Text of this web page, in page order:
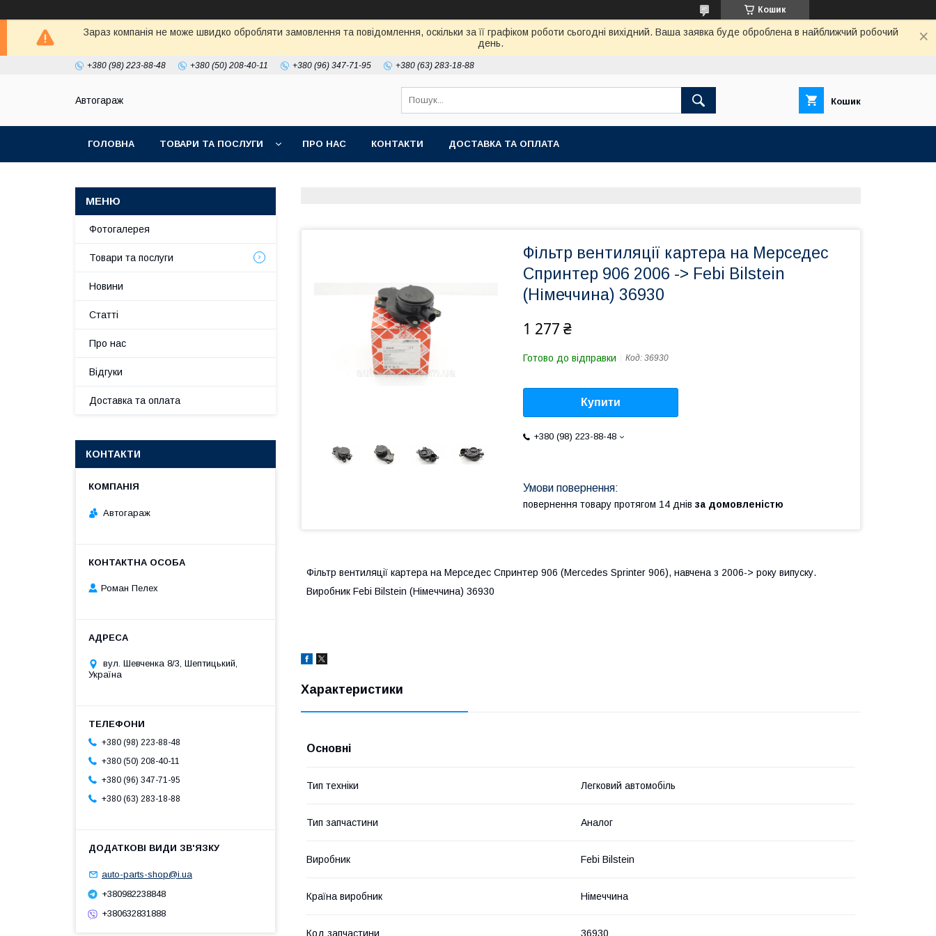
Кошик
Зараз компанія не може швидко обробляти замовлення та повідомлення, оскільки за її графіком роботи сьогодні вихідний. Ваша заявка буде оброблена в найближчий робочий
день.
+380 (98) 223-88-48 +380 (50) 208-40-11 +380 (96) 347-71-95 +380 (63) 283-18-88
Автогараж Кошик
ГОЛОВНА ТОВАРИ ТА ПОСЛУГИ ПРО НАС КОНТАКТИ ДОСТАВКА ТА ОПЛАТА
Фільтр вентиляції картера на Мерседес
Спринтер 906 2006 -> Febi Bilstein
(Німеччина) 36930
1 277 ₴
Готово до відправки Код: 36930
Купити
+380 (98) 223-88-48
повернення товару протягом 14 днів за домовленістю
Фільтр вентиляції картера на Мерседес Спринтер 906 (Mercedes Sprinter 906), навчена з 2006-> року випуску.
Виробник Febi Bilstein (Німеччина) 36930
Характеристики
Основні
Тип техніки Легковий автомобіль
Тип запчастини Аналог
Виробник Febi Bilstein
Країна виробник Німеччина
Код запчастини 36930
Фотогалерея
Товари та послуги
Новини
Статті
Про нас
Відгуки
Доставка та оплата
КОНТАКТИ
Автогараж
Роман Пелех
вул. Шевченка 8/3, Шептицький,
Україна
+380 (98) 223-88-48
+380 (50) 208-40-11
+380 (96) 347-71-95
+380 (63) 283-18-88
auto-parts-shop@i.ua
+380982238848
+380632831888